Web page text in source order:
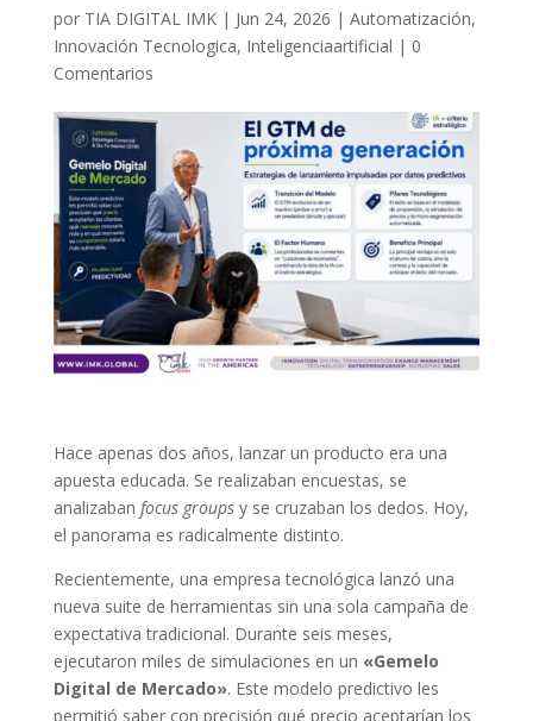
por TIA DIGITAL IMK| Jun 24, 2026 | Automatización,
Innovación Tecnologica, Inteligenciaartificial | 0
Comentarios
Hace apenas dos años, lanzar un producto era una
apuesta educada. Se realizaban encuestas, se
analizaban focus groupsy se cruzaban los dedos. Hoy,
el panorama es radicalmente distinto.
Recientemente, una empresa tecnológica lanzó una
nueva suite de herramientas sin una sola campaña de
expectativa tradicional. Durante seis meses,
ejecutaron miles de simulaciones en un «Gemelo
Digital de Mercado». Este modelo predictivo les
permitió saber con precisión qué precio aceptarían los